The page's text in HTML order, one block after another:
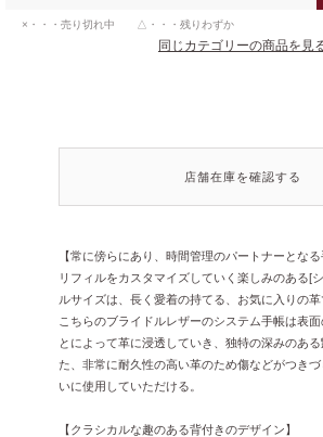
×・・・売り切れ中 △・・・残りわずか
同じカテゴリーの商品を見
店舗在庫を確認する
【常に傍らにあり、時間管理のパートナーとなる
リフィルをカスタマイズしていく楽しみのある[
ルサイズは、長く愛着の持てる、お気に入りの革
こちらのブライドルレザーのシステム手帳は表面
とによって革に浸透していき、独特の深みのあ
た、非常に耐久性の高い革のため傷などがつき
いに使用していただける。
【クラシカルな趣のある背付きのデザイン】